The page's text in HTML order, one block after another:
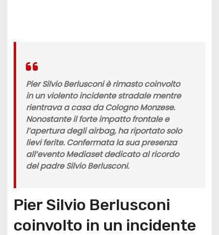
Pier Silvio Berlusconi è rimasto coinvolto
in un violento incidente stradale mentre
rientrava a casa da Cologno Monzese.
Nonostante il forte impatto frontale e
l’apertura degli airbag, ha riportato solo
lievi ferite. Confermata la sua presenza
all’evento Mediaset dedicato al ricordo
del padre Silvio Berlusconi.
Pier Silvio Berlusconi
coinvolto in un incidente